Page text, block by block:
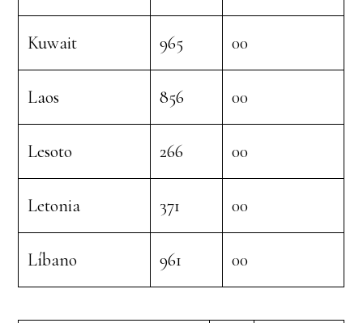
Kuwait 965 00
Laos 856 00
Lesoto 266 00
Letonia 371 00
Líbano 961 00